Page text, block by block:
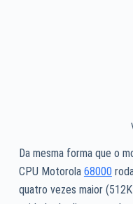
Da mesma forma que o
CPU Motorola 68000
quatro vezes maior